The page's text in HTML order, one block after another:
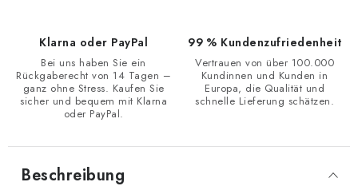
Klarna oder PayPal
Bei uns haben Sie ein
Rückgaberecht von 14 Tagen –
ganz ohne Stress. Kaufen Sie
sicher und bequem mit Klarna
oder PayPal.
99 % Kundenzufriedenheit
Vertrauen von über 100.000
Kundinnen und Kunden in
Europa, die Qualität und
schnelle Lieferung schätzen.
Beschreibung